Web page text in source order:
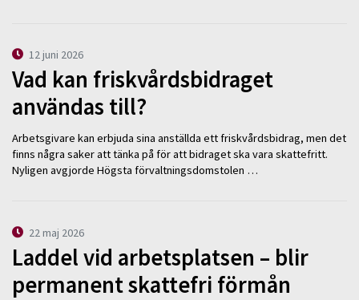
12 juni 2026
Vad kan friskvårdsbidraget
användas till?
Arbetsgivare kan erbjuda sina anställda ett friskvårdsbidrag, men det
finns några saker att tänka på för att bidraget ska vara skattefritt.
Nyligen avgjorde Högsta förvaltningsdomstolen …
22 maj 2026
Laddel vid arbetsplatsen – blir
permanent skattefri förmån